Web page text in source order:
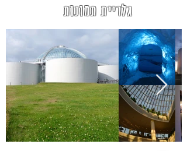
גלריית תמונות